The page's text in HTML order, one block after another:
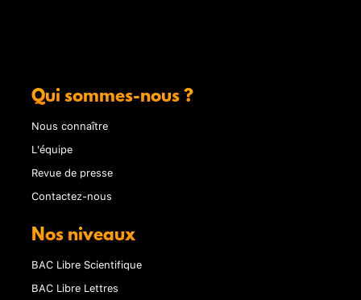
Qui sommes-nous ?
Nous connaître
L'équipe
Revue de presse
Contactez-nous
Nos niveaux
BAC Libre Scientifique
BAC Libre Lettres